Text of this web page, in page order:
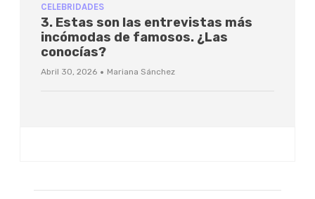
CELEBRIDADES
3. Estas son las entrevistas más
incómodas de famosos. ¿Las
conocías?
Abril 30, 2026 · Mariana Sánchez